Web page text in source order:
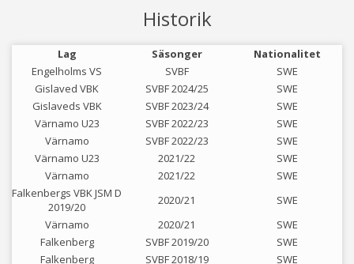
Historik
Lag Säsonger
Nationalitet
Engelholms VS
SVBF
SWE
Gislaved VBK
SVBF 2024/25
SWE
Gislaveds VBK
SVBF 2023/24
SWE
Värnamo U23
SVBF 2022/23
SWE
Värnamo
SVBF 2022/23
SWE
Värnamo U23
2021/22
SWE
Värnamo
2021/22
SWE
Falkenbergs VBK JSM D
2019/20
2020/21
SWE
Värnamo
2020/21
SWE
Falkenberg
SVBF 2019/20
SWE
Falkenberg
SVBF 2018/19 SWE